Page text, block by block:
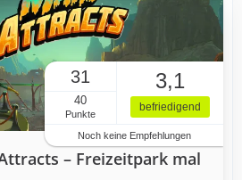
31
40
Punkte
3,1
befriedigend
Noch keine Empfehlungen
– Freizeitpark mal